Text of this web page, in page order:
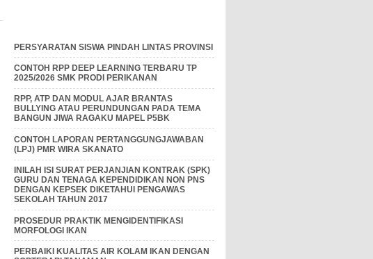
PERSYARATAN SISWA PINDAH LINTAS PROVINSI
CONTOH RPP DEEP LEARNING TERBARU TP
2025/2026 SMK PRODI PERIKANAN
RPP, ATP DAN MODUL AJAR BRANTAS
BULLYING ATAU PERUNDUNGAN PADA TEMA
BANGUN JIWA RAGAKU MAPEL P5BK
CONTOH LAPORAN PERTANGGUNGJAWABAN
(LPJ) PMR WIRA SKANATO
INILAH ISI SURAT PERJANJIAN KONTRAK (SPK)
GURU DAN TENAGA KEPENDIDIKAN NON PNS
DENGAN KEPSEK DIKETAHUI PENGAWAS
SEKOLAH TAHUN 2017
PROSEDUR PRAKTIK MENGIDENTIFIKASI
MORFOLOGI IKAN
PERBAIKI KUALITAS AIR KOLAM IKAN DENGAN